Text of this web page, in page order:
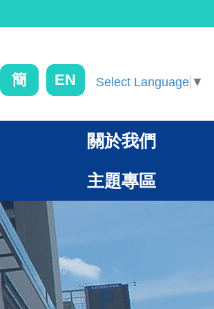
簡 EN Select Language ▼
關於我們
主題專區